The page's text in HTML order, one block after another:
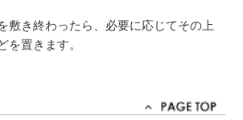
敷き終わったら、必要に応じてその上
を置きます。